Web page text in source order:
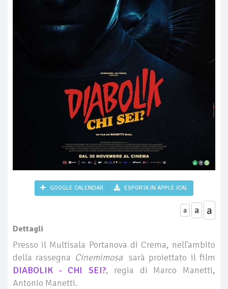
GOOGLE CALENDAR ESPORTA IN APPLE ICAL
a a a
Dettagli
Presso il Multisala Portanova di Crema, nell'ambito
della rassegna Cinemimosa sarà proiettato il film
DIABOLIK - CHI SEI?, regia di Marco Manetti,
Antonio Manetti.